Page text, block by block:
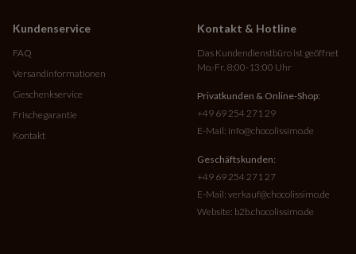
Kundenservice
FAQ
Versandinformationen
Geschenkservice
Frischegarantie
Kontakt
Kontakt & Hotline
Das Kundendienstbüro ist geöffnet
Mo.-Fr. 8:00-13:00 Uhr
Privatkunden & Online-Shop:
+49 69 254 271 29
E-Mail: info@chocolissimo.de
Geschäftskunden:
+49 69 254 271 27
E-Mail: verkauf@chocolissimo.de
Website: b2b.chocolissimo.de